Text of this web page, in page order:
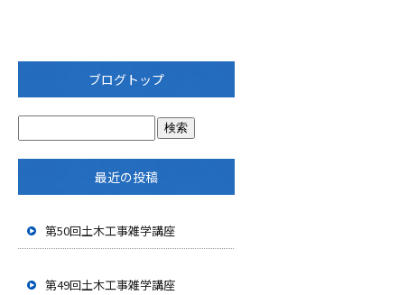
ブログトップ
最近の投稿
第50回土木工事雑学講座
第49回土木工事雑学講座